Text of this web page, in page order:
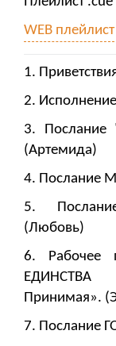
WEB плейлист
1.
2.
3.
(Артемида)
4. Послание
5.
(Любовь)
6. Рабочее
ЕДИНСТВА
Принимая».
7. Послание